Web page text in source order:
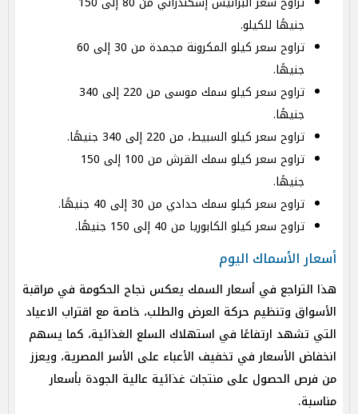
جنيهًا للكيلو.
تراوح سعر كيلو المكرونة مجمدة من 30 إلى 60
جنيهًا.
تراوح سعر كيلو سمك موسى من 220 إلى 340
جنيهًا.
تراوح سعر كيلو السبيط، من 220 إلى 340 جنيهًا.
تراوح سعر كيلو سمك القرش من 100 إلى 150
جنيهًا.
تراوح سعر كيلو سمك حدادي من 30 إلى 40 جنيهًا.
تراوح سعر كيلو الكابوريا من 40 إلى 150 جنيهًا.
أسعار الأسماك اليوم
هذا التراجع في أسعار السمك يعكس نجاح الحكومة في مراقبة
الأسواق وتنظيم حركة العرض والطلب، خاصة مع اقتراب الاعياد
التي تشهد ارتفاعًا في استهلاك السلع الغذائية، كما يسهم
انخفاض الأسعار في تخفيف الأعباء على الأسر المصرية، ويعزز
من فرص الحصول على منتجات غذائية عالية الجودة بأسعار
مناسبة.